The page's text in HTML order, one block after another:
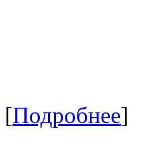
[Подробнее]